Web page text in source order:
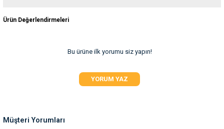
yetersiz gördüğünüz noktaları öneri formunu kullanarak tarafımıza
Ürün açıklamasında eksik bilgiler bulunuyor.
Bu ürüne benzer farklı alternatifler olmalı.
Ürün Değerlendirmeleri
Bu ürüne ilk yorumu siz yapın!
YORUM YAZ
Müşteri Yorumları